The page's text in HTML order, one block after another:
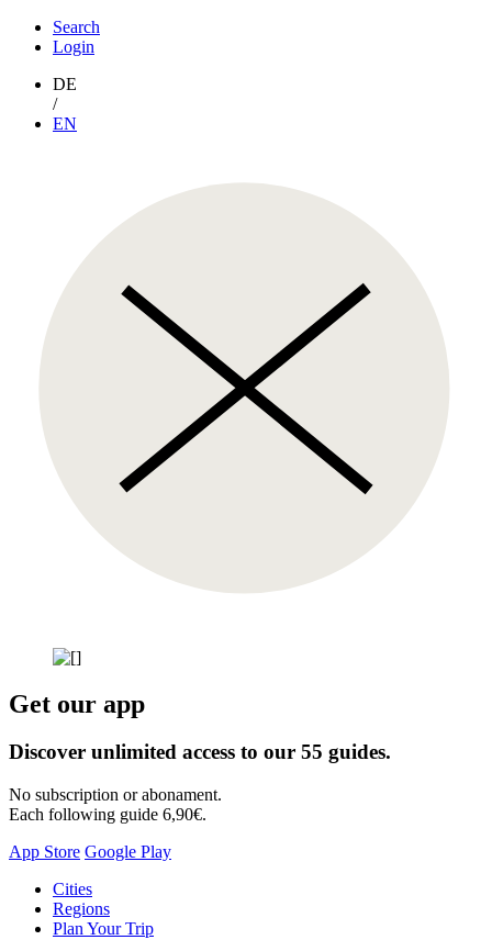
Search
Login
DE
/
EN
Get our app
Discover unlimited access to our 55 guides.
No subscription or abonament.
Each following guide 6,90€.
App Store Google Play
Skip
content
Cities
Regions
Plan Your Trip